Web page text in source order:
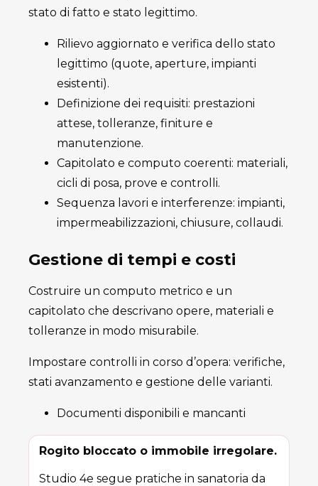
stato di fatto e stato legittimo.
Rilievo aggiornato e verifica dello stato
legittimo (quote, aperture, impianti
esistenti).
Definizione dei requisiti: prestazioni
attese, tolleranze, finiture e
manutenzione.
Capitolato e computo coerenti: materiali,
cicli di posa, prove e controlli.
Sequenza lavori e interferenze: impianti,
impermeabilizzazioni, chiusure, collaudi.
Gestione di tempi e costi
Costruire un computo metrico e un
capitolato che descrivano opere, materiali e
tolleranze in modo misurabile.
Impostare controlli in corso d’opera: verifiche,
stati avanzamento e gestione delle varianti.
Documenti disponibili e mancanti
Rogito bloccato o immobile irregolare.
Studio 4e segue pratiche in sanatoria da